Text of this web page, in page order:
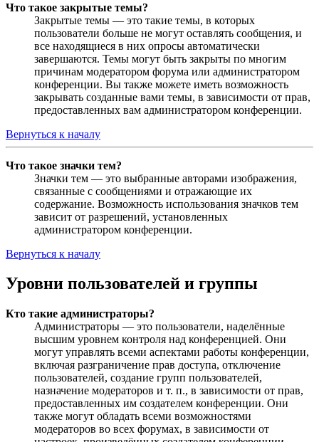
Что такое закрытые темы?
Закрытые темы — это такие темы, в которых
пользователи больше не могут оставлять сообщения, и
все находящиеся в них опросы автоматически
завершаются. Темы могут быть закрыты по многим
причинам модератором форума или администратором
конференции. Вы также можете иметь возможность
закрывать созданные вами темы, в зависимости от прав,
предоставленных вам администратором конференции.
Вернуться к началу
Что такое значки тем?
Значки тем — это выбранные авторами изображения,
связанные с сообщениями и отражающие их
содержание. Возможность использования значков тем
зависит от разрешений, установленных
администратором конференции.
Вернуться к началу
Уровни пользователей и группы
Кто такие администраторы?
Администраторы — это пользователи, наделённые
высшим уровнем контроля над конференцией. Они
могут управлять всеми аспектами работы конференции,
включая разграничение прав доступа, отключение
пользователей, создание групп пользователей,
назначение модераторов и т. п., в зависимости от прав,
предоставленных им создателем конференции. Они
также могут обладать всеми возможностями
модераторов во всех форумах, в зависимости от